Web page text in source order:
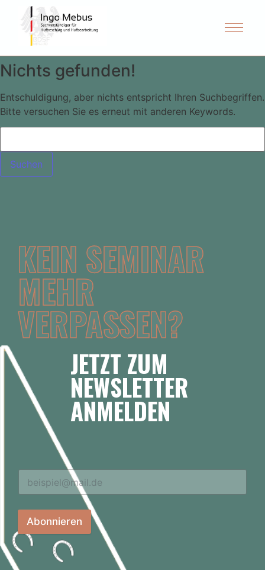
Nichts gefunden!
Entschuldigung, aber nichts entspricht Ihren Suchbegriffen.
Bitte versuchen Sie es erneut mit anderen Keywords.
KEIN SEMINAR
MEHR
VERPASSEN?
JETZT ZUM
NEWSLETTER
ANMELDEN
Abonnieren